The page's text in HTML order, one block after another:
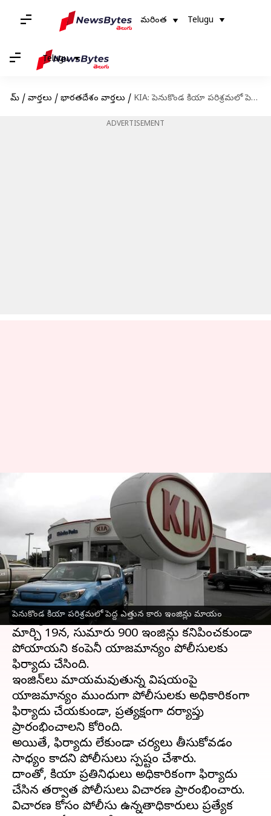
మరింత Telugu
Telugu
హోమ్ / వార్తలు / భారతదేశం వార్తలు / KIA: పెనుకొండ కియా పరిశ్రమలో పెద్ద ఎత్తున కారు ఇంజిన్లు మాయం
ADVERTISEMENT
పెనుకొండ కియా పరిశ్రమలో పెద్ద ఎత్తున కారు ఇంజిన్లు మాయం
KIA: పెనుకొండ కియా పరిశ్రమలో పెద్ద
ఎత్తున కారు ఇంజిన్లు మాయం
Sirish Praharaju Apr 08, 2025 10:05 am
ఈ వార్తాకథనం ఏంటి
శ్రీ సత్యసాయి జిల్లాలోని పెనుకొండకు చెందిన కియా
పరిశ్రమలో అనేక కారు ఇంజిన్లు అదృశ్యమైన ఘటన
ఆలస్యంగా వెలుగులోకి వచ్చింది.
మార్చి 19న, సుమారు 900 ఇంజిన్లు కనిపించకుండా
పోయాయని కంపెనీ యాజమాన్యం పోలీసులకు
ఫిర్యాదు చేసింది.
ఇంజిన్‌‌లు మాయమవుతున్న విషయంపై
యాజమాన్యం ముందుగా పోలీసులకు అధికారికంగా
ఫిర్యాదు చేయకుండా, ప్రత్యక్షంగా దర్యాప్తు
ప్రారంభించాలని కోరింది.
అయితే, ఫిర్యాదు లేకుండా చర్యలు తీసుకోవడం
సాధ్యం కాదని పోలీసులు స్పష్టం చేశారు.
దాంతో, కియా ప్రతినిధులు అధికారికంగా ఫిర్యాదు
చేసిన తర్వాత పోలీసులు విచారణ ప్రారంభించారు.
విచారణ కోసం పోలీసు ఉన్నతాధికారులు ప్రత్యేక